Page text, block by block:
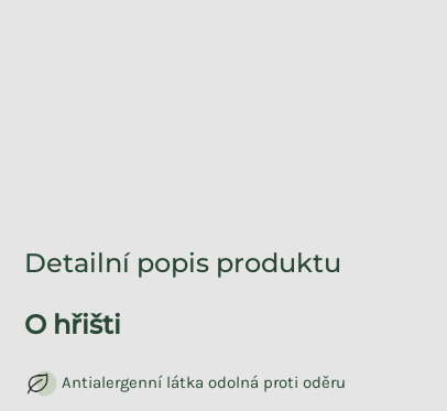
Detailní popis produktu
O hřišti
Antialergenní látka odolná proti oděru